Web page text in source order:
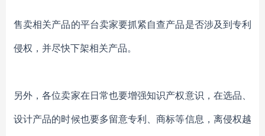
售卖相关产品的平台卖家要抓紧自查产品是否涉及到专利
侵权，并尽快下架相关产品。
另外，各位卖家在日常也要增强知识产权意识，在选品、
设计产品的时候也要多留意专利、商标等信息，离侵权越